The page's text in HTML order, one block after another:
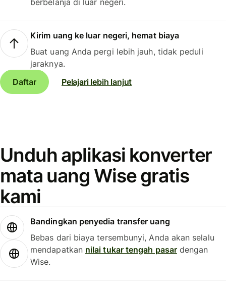
berbelanja di luar negeri.
Kirim uang ke luar negeri, hemat biaya
Buat uang Anda pergi lebih jauh, tidak peduli
jaraknya.
Daftar
Pelajari lebih lanjut
Unduh aplikasi konverter
mata uang Wise gratis
kami
Bandingkan penyedia transfer uang
Bebas dari biaya tersembunyi, Anda akan selalu
mendapatkan nilai tukar tengah pasardengan
Wise.